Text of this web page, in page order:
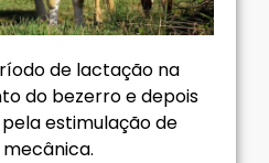
de lactação na
do bezerro e depois
estimulação de